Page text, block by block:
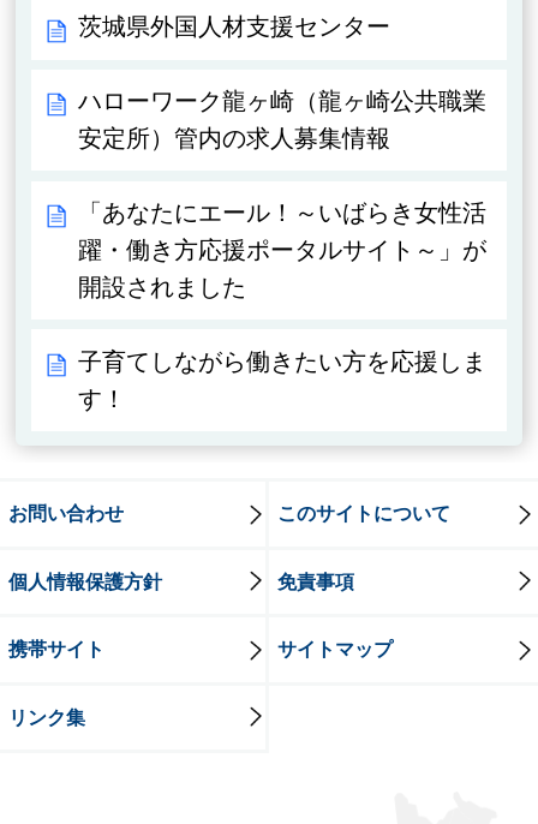
茨城県外国人材支援センター
ハローワーク龍ヶ崎（龍ヶ崎公共職業
安定所）管内の求人募集情報
「あなたにエール！～いばらき女性活
躍・働き方応援ポータルサイト～」が
開設されました
子育てしながら働きたい方を応援しま
す！
お問い合わせ このサイトについて
個人情報保護方針 免責事項
携帯サイト サイトマップ
リンク集